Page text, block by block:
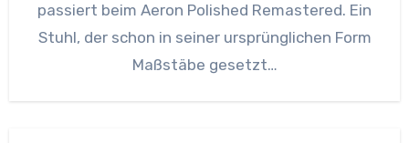
passiert beim Aeron Polished Remastered. Ein
Stuhl, der schon in seiner ursprünglichen Form
Maßstäbe gesetzt…